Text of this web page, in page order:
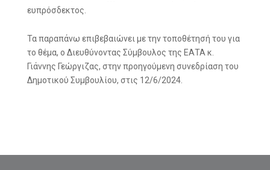
ευπρόσδεκτος.
Τα παραπάνω επιβεβαιώνει με την τοποθέτησή του για
το θέμα, ο Διευθύνοντας Σύμβουλος της ΕΑΤΑ κ.
Γιάννης Γεώργιζας, στην προηγούμενη συνεδρίαση του
Δημοτικού Συμβουλίου, στις 12/6/2024.